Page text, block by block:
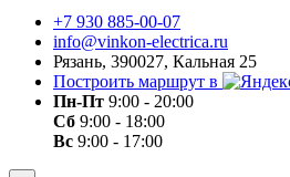
+7 930 885-00-07
info@vinkon-electrica.ru
Рязань, 390027, Кальная 25
Построить маршрут в
Пн-Пт 9:00 - 20:00
Сб 9:00 - 18:00
Вс 9:00 - 17:00